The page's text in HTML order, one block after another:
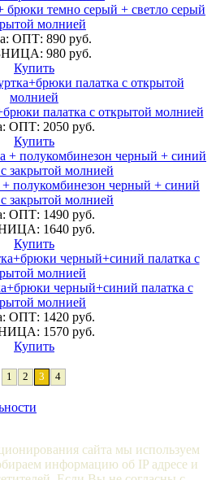
темно серый + светло серый
молнией
ОПТ: 890 руб.
980 руб.
Купить
палатка с открытой молнией
ОПТ: 2050 руб.
Купить
полукомбинезон черный + синий
закрытой молнией
ОПТ: 1490 руб.
1640 руб.
Купить
черный+синий палатка с
молнией
ОПТ: 1420 руб.
1570 руб.
Купить
1 2 3 4
сайта мы используем
информацию об IP адресе и